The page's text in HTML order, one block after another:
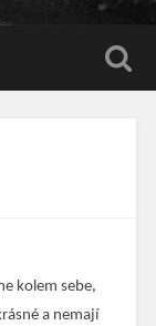
kolem sebe,
a nemají